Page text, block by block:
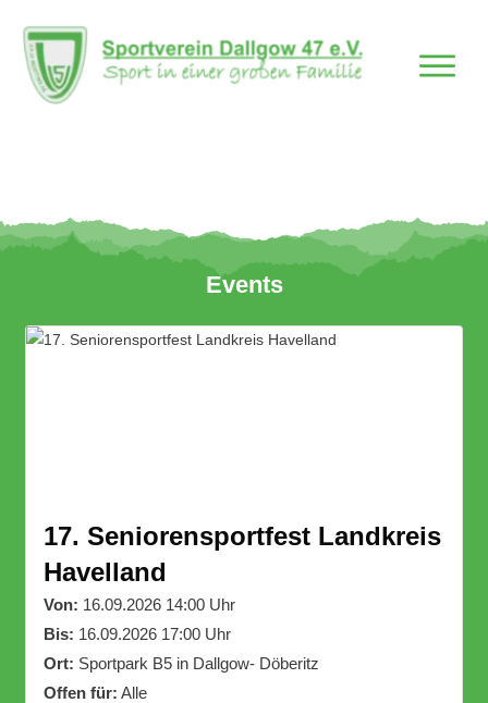
Events
17. Seniorensportfest Landkreis
Havelland
Von: 16.09.2026 14:00 Uhr
Bis: 16.09.2026 17:00 Uhr
Ort: Sportpark B5 in Dallgow- Döberitz
Offen für: Alle